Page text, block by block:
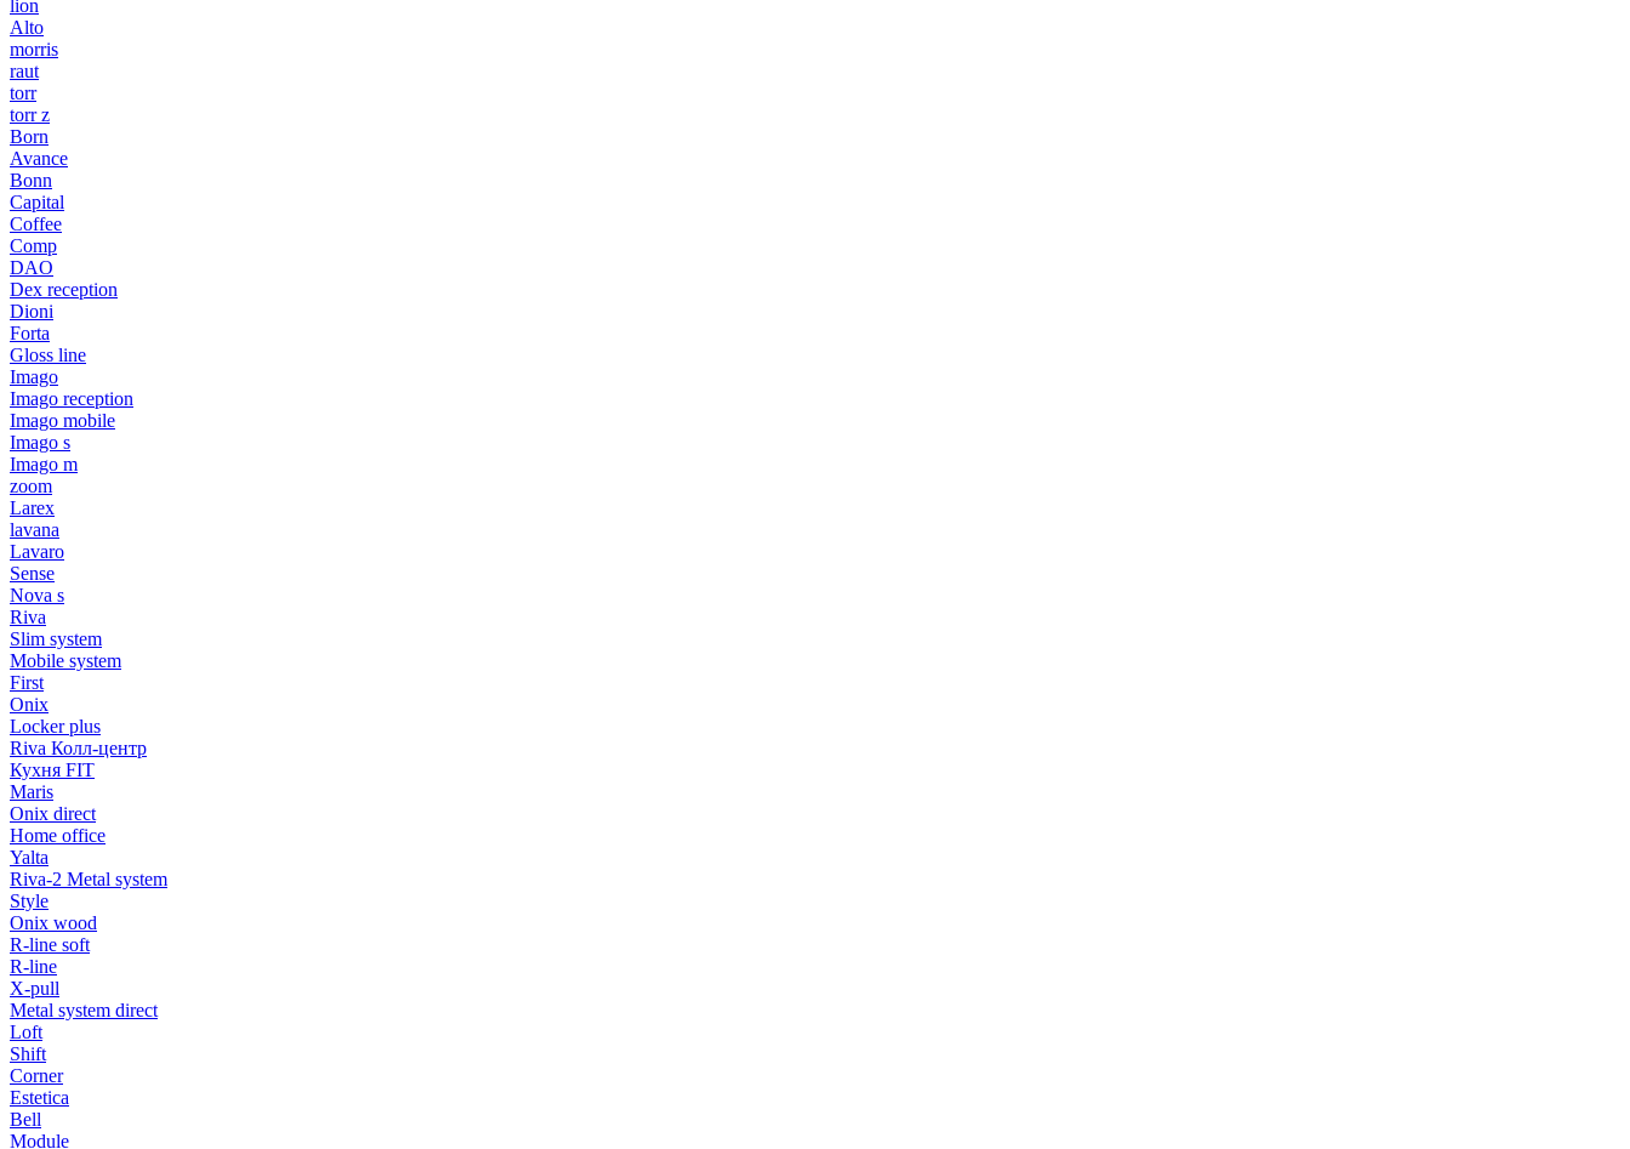
lion
Alto
morris
raut
torr
torr z
Born
Avance
Bonn
Capital
Coffee
Comp
DAO
Dex reception
Dioni
Forta
Gloss line
Imago
Imago reception
Imago mobile
Imago s
Imago m
zoom
Larex
lavana
Lavaro
Sense
Nova s
Riva
Slim system
Mobile system
First
Onix
Locker plus
Riva Колл-центр
Кухня FIT
Maris
Onix direct
Home office
Yalta
Riva-2 Metal system
Style
Onix wood
R-line soft
R-line
X-pull
Metal system direct
Loft
Shift
Corner
Estetica
Bell
Module